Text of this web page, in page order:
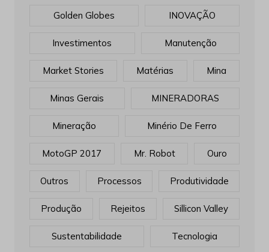
Golden Globes INOVAÇÃO
Investimentos Manutenção
Market Stories Matérias Mina
Minas Gerais MINERADORAS
Mineração Minério De Ferro
MotoGP 2017 Mr. Robot Ouro
Outros Processos Produtividade
Produção Rejeitos Sillicon Valley
Sustentabilidade Tecnologia